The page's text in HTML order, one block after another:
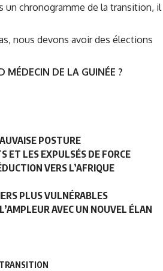
un chronogramme de la transition, il
nous devons avoir des élections
DE LA GUINÉE ?
POSTURE
ET LES EXPULSÉS DE FORCE
VERS L’AFRIQUE
PLUS VULNÉRABLES
AVEC UN NOUVEL ÉLAN
TRANSITION